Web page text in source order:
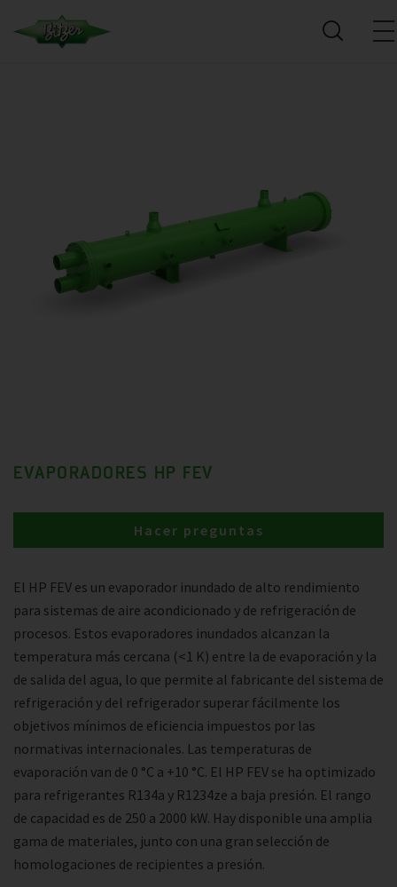
EVAPORADORES HP FEV
El HP FEV es un evaporador inundado de alto rendimiento
para sistemas de aire acondicionado y de refrigeración de
procesos. Estos evaporadores inundados alcanzan la
temperatura más cercana (<1 K) entre la de evaporación y la
de salida del agua, lo que permite al fabricante del sistema de
refrigeración y del refrigerador superar fácilmente los
objetivos mínimos de eficiencia impuestos por las
normativas internacionales. Las temperaturas de
evaporación van de 0 °C a +10 °C. El HP FEV se ha optimizado
para refrigerantes R134a y R1234ze a baja presión. El rango
de capacidad es de 250 a 2000 kW. Hay disponible una amplia
gama de materiales, junto con una gran selección de
homologaciones de recipientes a presión.
Hacer preguntas